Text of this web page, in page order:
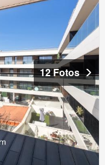
12 Fotos